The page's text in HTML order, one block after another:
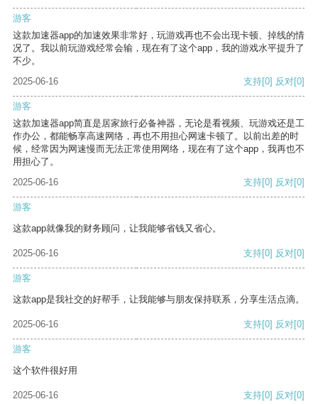
游客
这款加速器app的加速效果非常好，玩游戏再也不会出现卡顿、掉线的情
况了。我以前玩游戏经常会输，现在有了这个app，我的游戏水平提升了
不少。
2025-06-16
支持[0] 反对[0]
游客
这款加速器app简直是居家旅行必备神器，无论是看视频、玩游戏还是工
作办公，都能畅享高速网络，再也不用担心网速卡顿了。以前出差的时
候，经常因为网速慢而无法正常使用网络，现在有了这个app，我再也不
用担心了。
2025-06-16
支持[0] 反对[0]
游客
这款app就像我的财务顾问，让我能够省钱又省心。
2025-06-16 支持[0] 反对[0]
游客
这款app是我社交的好帮手，让我能够与朋友保持联系，分享生活点滴。
2025-06-16 支持[0] 反对[0]
游客
这个软件很好用
2025-06-16 支持[0] 反对[0]